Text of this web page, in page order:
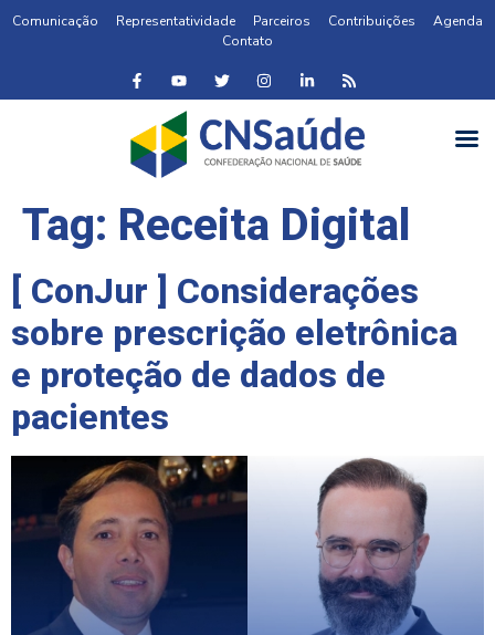
Comunicação Representatividade Parceiros Contribuições
Agenda
Contato
Tag: Receita Digital
[ ConJur ] Considerações
sobre prescrição eletrônica
e proteção de dados de
pacientes